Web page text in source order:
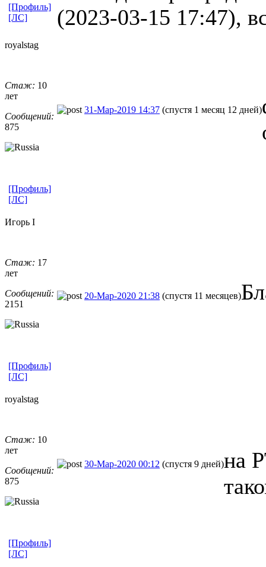
(2023-03-15 17:47),
[Профиль]
[ЛС]
royalstag
Стаж: 10
лет
Сообщений:
875
31-Мар-2019 14:37 (спустя 1 месяц 12 дней)
[Профиль]
[ЛС]
Игорь I
Стаж: 17
лет
Сообщений:
2151
20-Мар-2020 21:38 (спустя 11 месяцев)
[Профиль]
[ЛС]
royalstag
Стаж: 10
лет
Сообщений:
875
30-Мар-2020 00:12 (спустя 9 дней)на
[Профиль]
[ЛС]